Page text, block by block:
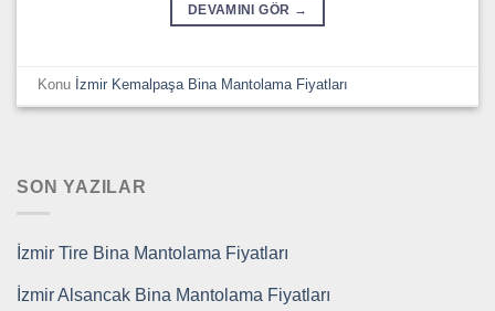
DEVAMINI GÖR →
Konu İzmir Kemalpaşa Bina Mantolama Fiyatları
SON YAZILAR
İzmir Tire Bina Mantolama Fiyatları
İzmir Alsancak Bina Mantolama Fiyatları